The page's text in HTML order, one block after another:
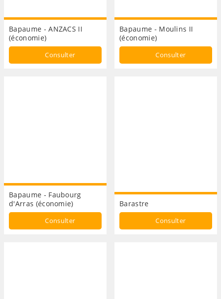
Bapaume - ANZACS II
(économie)
Consulter
Bapaume - Moulins II
(économie)
Consulter
Bapaume - Faubourg
d'Arras (économie)
Consulter
Barastre
Consulter